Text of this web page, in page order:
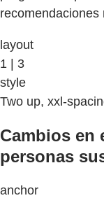
recomendaciones
layout
1 | 3
style
Two up, xxl-
Cambios en
personas
anchor